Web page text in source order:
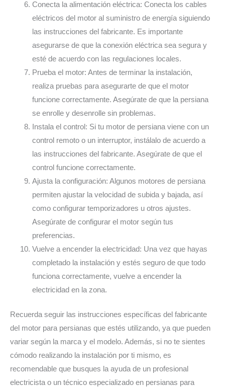
Conecta la alimentación eléctrica: Conecta los cables
eléctricos del motor al suministro de energía siguiendo
las instrucciones del fabricante. Es importante
asegurarse de que la conexión eléctrica sea segura y
esté de acuerdo con las regulaciones locales.
Prueba el motor: Antes de terminar la instalación,
realiza pruebas para asegurarte de que el motor
funcione correctamente. Asegúrate de que la persiana
se enrolle y desenrolle sin problemas.
Instala el control: Si tu motor de persiana viene con un
control remoto o un interruptor, instálalo de acuerdo a
las instrucciones del fabricante. Asegúrate de que el
control funcione correctamente.
Ajusta la configuración: Algunos motores de persiana
permiten ajustar la velocidad de subida y bajada, así
como configurar temporizadores u otros ajustes.
Asegúrate de configurar el motor según tus
preferencias.
Vuelve a encender la electricidad: Una vez que hayas
completado la instalación y estés seguro de que todo
funciona correctamente, vuelve a encender la
electricidad en la zona.
Recuerda seguir las instrucciones específicas del fabricante
del motor para persianas que estés utilizando, ya que pueden
variar según la marca y el modelo. Además, si no te sientes
cómodo realizando la instalación por ti mismo, es
recomendable que busques la ayuda de un profesional
electricista o un técnico especializado en persianas para